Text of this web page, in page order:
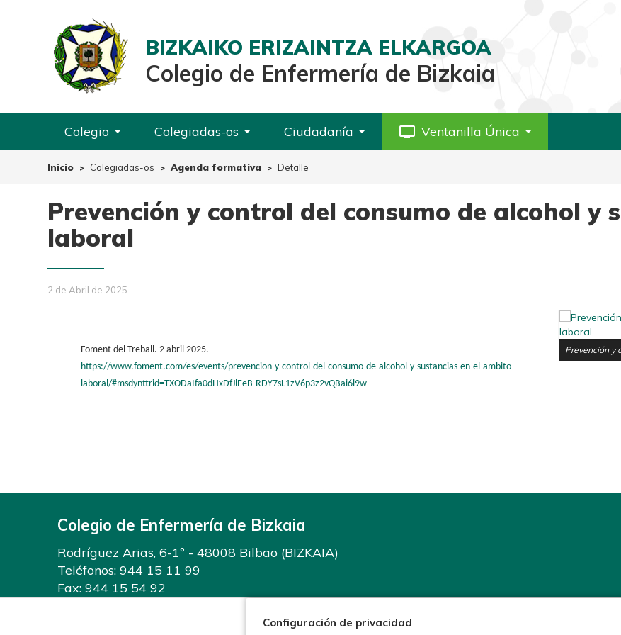
BIZKAIKO ERIZAINTZA ELKARGOA
Colegio de Enfermería de Bizkaia
Colegio Colegiadas-os Ciudadanía personal_video Ventanilla Única
Inicio Colegiadas-os Agenda formativa Detalle
Prevención y control del consumo de alcohol y
laboral
2 de Abril de 2025
Foment del Treball. 2 abril 2025.
https://www.foment.com/es/events/prevencion-y-control-del-consumo-de-alcohol-y-sustancias-en-el-ambito-
laboral/#msdynttrid=TXODaIfa0dHxDfJlEeB-RDY7sL1zV6p3z2vQBai6l9w
Prevención y
Colegio de Enfermería de Bizkaia
Rodríguez Arias, 6-1º - 48008 Bilbao (BIZKAIA)
Teléfonos: 944 15 11 99
Fax: 944 15 54 92
Configuración de privacidad